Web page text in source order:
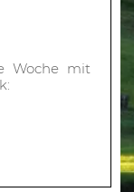
Woche mit